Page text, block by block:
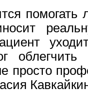
помогать
просто